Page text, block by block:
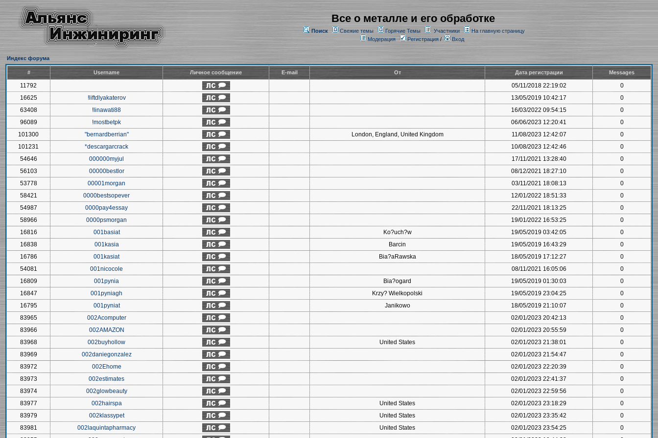
Все о металле и его обработке
Поиск Свежие темы Горячие Темы Участники
На главную страницу
Модерация
Регистрация/ Вход
Индекс форума
# Username Личное сообщение E-mail От Дата регистрации Messages
11792 05/11/2018 22:19:02
0
16625
!liftdlyakaterov 13/05/2019 10:42:17
0
63408
!linawati88 16/03/2022 09:54:15
0
96089
!mostbetpk 06/06/2023 12:20:41
0
101300
"bernardberrian" London, England, United Kingdom 11/08/2023 12:42:07
0
101231
*descargarcrack 10/08/2023 12:42:46
0
54646
000000myjul 17/11/2021 13:28:40
0
56103
00000bestlor 08/12/2021 18:27:10
0
53778
00001morgan 03/11/2021 18:08:13
0
58421
0000bestsopever 12/01/2022 18:51:33
0
54987
0000pay4essay 22/11/2021 18:13:25
0
58966
0000psmorgan 19/01/2022 16:53:25
0
16816
001basiat Ko?uch?w 19/05/2019 03:42:05
0
16838
001kasia Barcin 19/05/2019 16:43:29
0
16786
001kasiat Bia?aRawska 18/05/2019 17:12:27
0
54081
001nicocole 08/11/2021 16:05:06
0
16809
001pynia Bia?ogard 19/05/2019 01:30:03
0
16847
001pyniagh Krzy? Wielkopolski 19/05/2019 23:04:25
0
16795
001pyniat Janikowo 18/05/2019 21:10:07
0
83965
002Acomputer 02/01/2023 20:42:13
0
83966
002AMAZON 02/01/2023 20:55:59
0
83968
002buyhollow United States 02/01/2023 21:38:01
0
83969
002daniegonzalez 02/01/2023 21:54:47
0
83972
002Ehome 02/01/2023 22:20:39
0
83973
002estimates 02/01/2023 22:41:37
0
83974
002glowbeauty 02/01/2023 22:59:56
0
83977
002hairspa United States 02/01/2023 23:18:29
0
83979
002klassypet United States 02/01/2023 23:35:42
0
83981
002laquintapharmacy United States 02/01/2023 23:54:25
0